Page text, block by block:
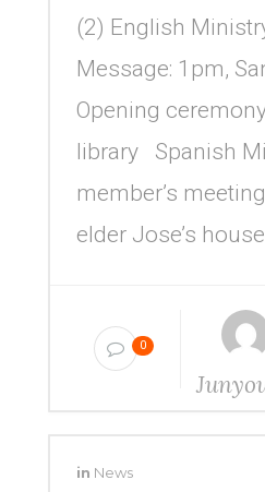
(2) English
Message: 1pm,
Opening
library Spanish
member’s
elder Jose’s
0
in News